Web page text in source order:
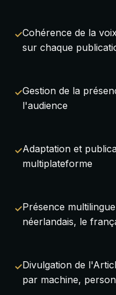
Cohérence de la
sur chaque
Gestion de la
l'audience
Adaptation et
multiplateforme
Présence
néerlandais, le
Divulgation de
par machine,